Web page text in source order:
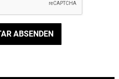
ABSENDEN